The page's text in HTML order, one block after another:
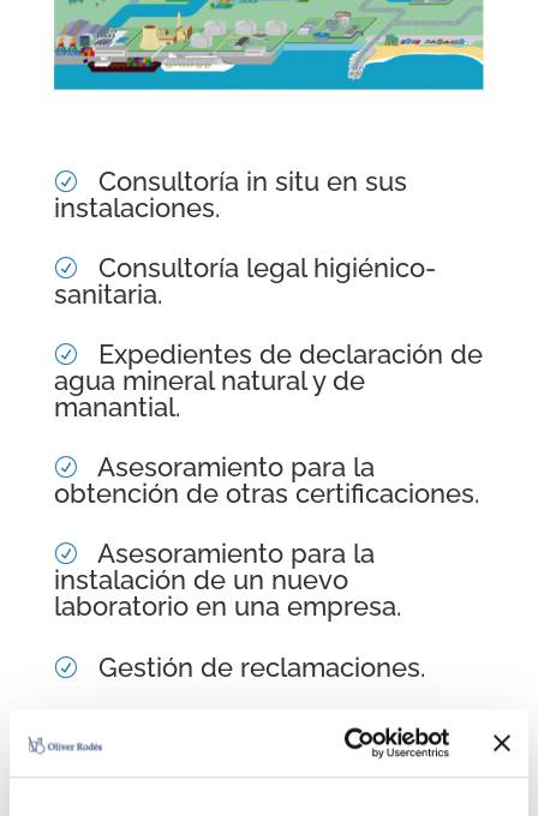
RConsultoría in situ en sus
instalaciones.
RConsultoría legal higiénico-
sanitaria.
RExpedientes de declaración de
agua mineral natural y de
manantial.
RAsesoramiento para la
obtención de otras certificaciones.
RAsesoramiento para la
instalación de un nuevo
laboratorio en una empresa.
RGestión de reclamaciones.
RRedacción de procedimientos
de trabajo a nivel del laboratorio.